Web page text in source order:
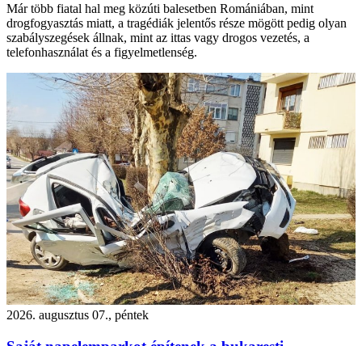
Már több fiatal hal meg közúti balesetben Romániában, mint
drogfogyasztás miatt, a tragédiák jelentős része mögött pedig olyan
szabályszegések állnak, mint az ittas vagy drogos vezetés, a
telefonhasználat és a figyelmetlenség.
2026. augusztus 07., péntek